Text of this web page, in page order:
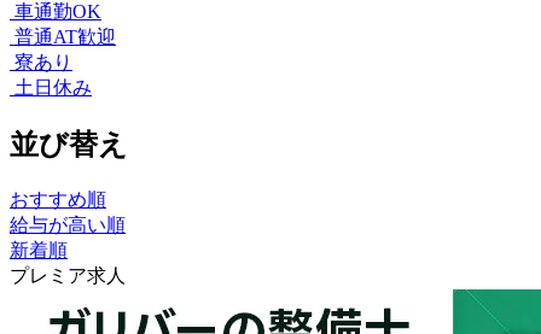
車通勤OK
普通AT歓迎
寮あり
土日休み
並び替え
おすすめ順
給与が高い順
新着順
プレミア求人